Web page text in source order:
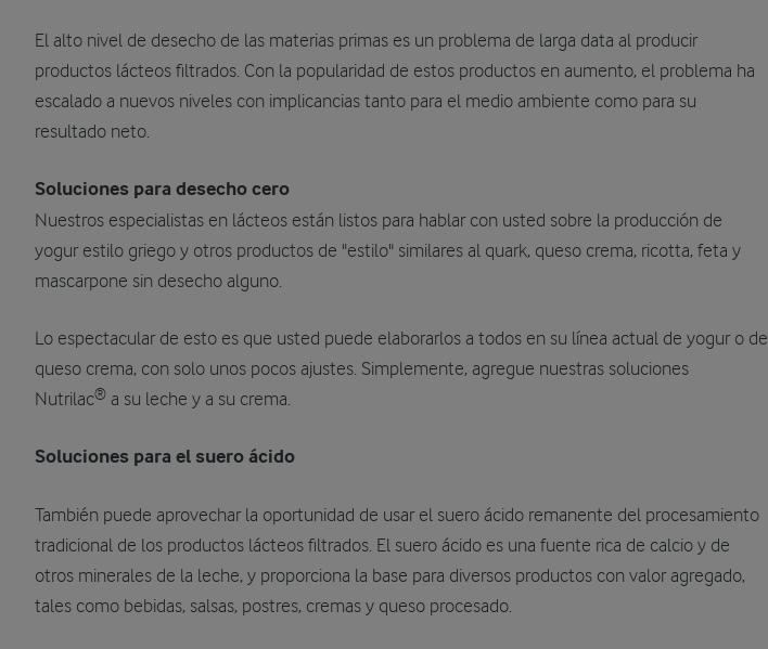
El alto nivel de desecho de las materias primas es un problema de larga data al producir
productos lácteos filtrados. Con la popularidad de estos productos en aumento, el problema ha
escalado a nuevos niveles con implicancias tanto para el medio ambiente como para su
resultado neto.
Soluciones para desecho cero
Nuestros especialistas en lácteos están listos para hablar con usted sobre la producción de
yogur estilo griego y otros productos de "estilo" similares al quark, queso crema, ricotta, feta y
mascarpone sin desecho alguno.
Lo espectacular de esto es que usted puede elaborarlos a todos en su línea actual de yogur o de
queso crema, con solo unos pocos ajustes. Simplemente, agregue nuestras soluciones
Nutrilac® a su leche y a su crema.
Soluciones para el suero ácido
También puede aprovechar la oportunidad de usar el suero ácido remanente del procesamiento
tradicional de los productos lácteos filtrados. El suero ácido es una fuente rica de calcio y de
otros minerales de la leche, y proporciona la base para diversos productos con valor agregado,
tales como bebidas, salsas, postres, cremas y queso procesado.